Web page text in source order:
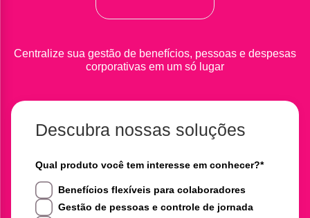
Centralize sua gestão de benefícios, pessoas e despesas
corporativas em um só lugar
Descubra nossas soluções
Qual produto você tem interesse em conhecer?*
Benefícios flexíveis para colaboradores
Gestão de pessoas e controle de jornada